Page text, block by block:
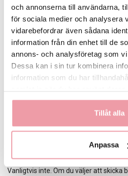
och annonserna till användarna,
för sociala medier och analysera
vidarebefordrar även sådana
information från din enhet till de
annons- och analysföretag som
Dessa kan i sin tur kombinera
information som du har
Tillåt alla
Anpassa
Tips när du vill skicka
Om du vill att din överraskning ska bli
saker att tänka på:
Ange bara mottagarens
meddelandet.
Välj ett neutralt kort om du inte
anonymt till vem du vill.
Vanligtvis inte. Om du väljer att skicka